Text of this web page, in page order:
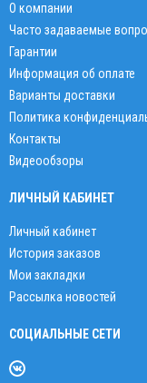
О компании
Часто задаваемые
Гарантии
Информация об оплате
Варианты доставки
Политика
Контакты
Видеообзоры
ЛИЧНЫЙ КАБИНЕТ
Личный кабинет
История заказов
Мои закладки
Рассылка новостей
СОЦИАЛЬНЫЕ СЕТИ